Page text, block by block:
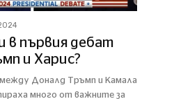
в първия дебат
и Харис?
Доналд Тръмп и Камала
много от важните за